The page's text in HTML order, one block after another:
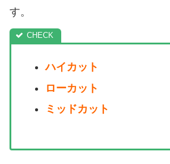
す。
ハイカット
ローカット
ミッドカット